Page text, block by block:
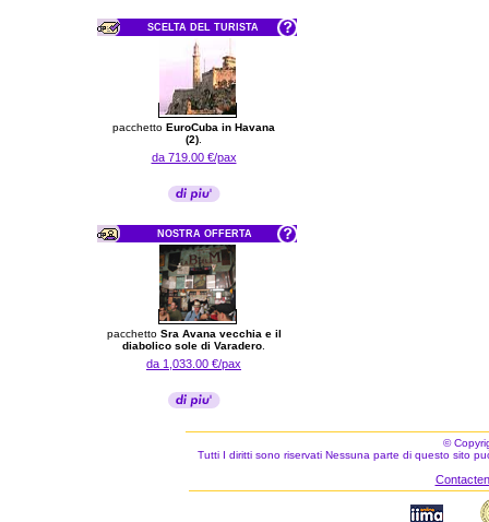
SCELTA DEL TURISTA
pacchetto EuroCuba in Havana
(2)
da 719.00 €/pax
NOSTRA OFFERTA
pacchetto Sra Avana vecchia e il
diabolico sole di Varadero
da 1,033.00 €/pax
©
Tutti I diritti sono riservati Nessuna parte di questo sito